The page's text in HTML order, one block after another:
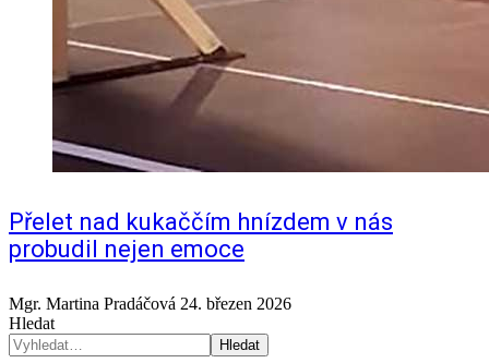
Přelet nad kukaččím hnízdem v nás
probudil nejen emoce
Mgr. Martina Pradáčová 24. březen 2026
Hledat
Hledat